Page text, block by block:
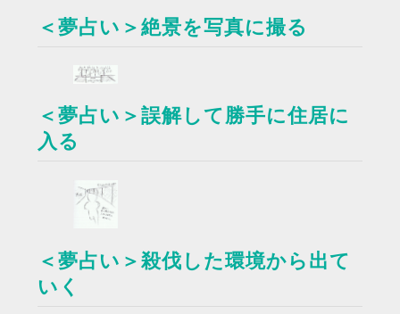
＜夢占い＞絶景を写真に撮る
＜夢占い＞誤解して勝手に住居に
入る
＜夢占い＞殺伐した環境から出て
いく